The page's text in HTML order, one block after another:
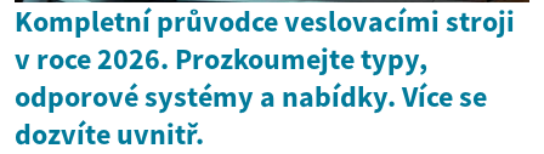
Kompletní průvodce veslovacími stroji
v roce 2026. Prozkoumejte typy,
odporové systémy a nabídky. Více se
dozvíte uvnitř.